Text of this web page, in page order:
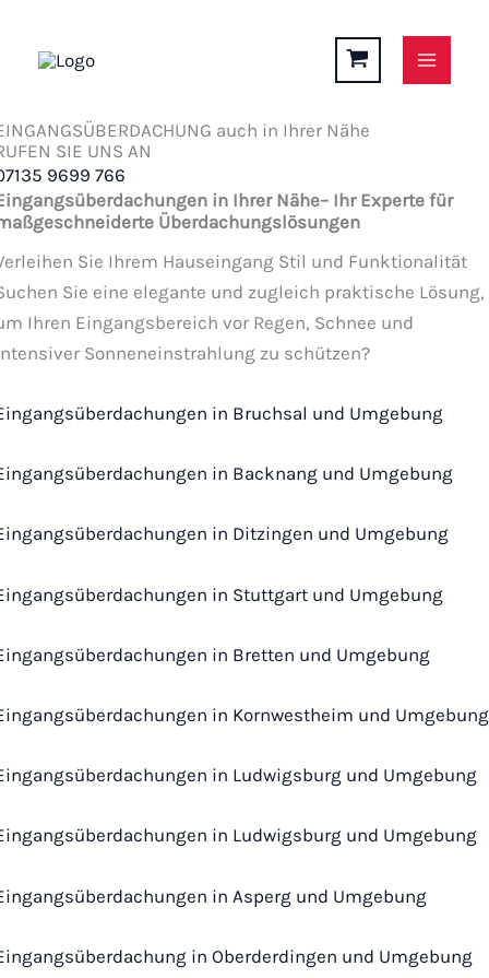
springen
auch in Ihrer Nähe
SIE UNS AN
9699 766
in Ihrer Nähe– Ihr Experte für
Überdachungslösungen
Sie Ihrem Hauseingang Stil und Funktionalität
Sie eine elegante und zugleich praktische Lösung,
Ihren Eingangsbereich vor Regen, Schnee und
Sonneneinstrahlung zu schützen?
in Bruchsal und Umgebung
in Backnang und Umgebung
in Ditzingen und Umgebung
in Stuttgart und Umgebung
in Bretten und Umgebung
in Kornwestheim und Umgebung
in Ludwigsburg und Umgebung
in Ludwigsburg und Umgebung
in Asperg und Umgebung
in Oberderdingen und Umgebung